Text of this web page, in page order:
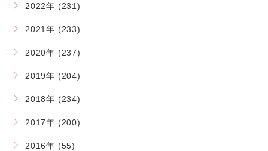
2022年 (231)
2021年 (233)
2020年 (237)
2019年 (204)
2018年 (234)
2017年 (200)
2016年 (55)